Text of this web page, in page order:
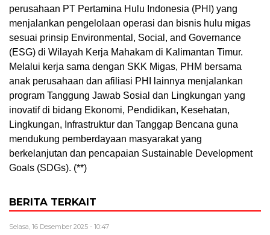
perusahaan PT Pertamina Hulu Indonesia (PHI) yang
menjalankan pengelolaan operasi dan bisnis hulu migas
sesuai prinsip Environmental, Social, and Governance
(ESG) di Wilayah Kerja Mahakam di Kalimantan Timur.
Melalui kerja sama dengan SKK Migas, PHM bersama
anak perusahaan dan afiliasi PHI lainnya menjalankan
program Tanggung Jawab Sosial dan Lingkungan yang
inovatif di bidang Ekonomi, Pendidikan, Kesehatan,
Lingkungan, Infrastruktur dan Tanggap Bencana guna
mendukung pemberdayaan masyarakat yang
berkelanjutan dan pencapaian Sustainable Development
Goals (SDGs). (**)
BERITA TERKAIT
Selasa, 16 Desember 2025 - 10:47